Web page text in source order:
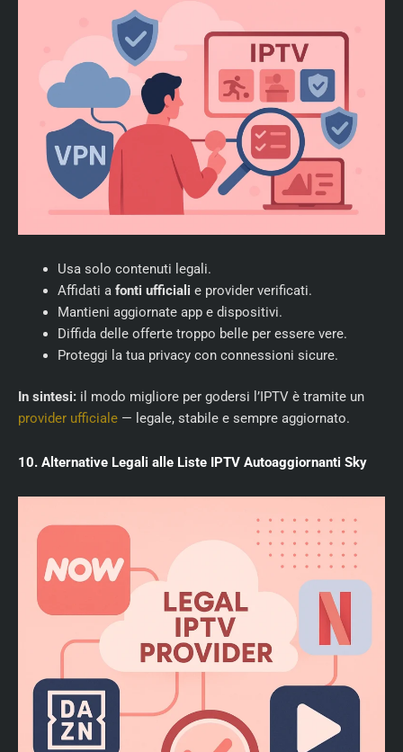
Usa solo contenuti legali.
Affidati a fonti ufficiali e provider verificati.
Mantieni aggiornate app e dispositivi.
Diffida delle offerte troppo belle per essere vere.
Proteggi la tua privacy con connessioni sicure.
In sintesi: il modo migliore per godersi l’IPTV è tramite un
provider ufficiale — legale, stabile e sempre aggiornato.
10. Alternative Legali alle Liste IPTV Autoaggiornanti Sky